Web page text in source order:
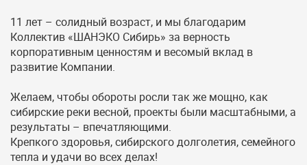
11 лет – солидный возраст, и мы благодарим
Коллектив «ШАНЭКО Сибирь» за верность
корпоративным ценностям и весомый вклад в
развитие Компании.
Желаем, чтобы обороты росли так же мощно, как
сибирские реки весной, проекты были масштабными, а
результаты – впечатляющими.
Крепкого здоровья, сибирского долголетия, семейного
тепла и удачи во всех делах!